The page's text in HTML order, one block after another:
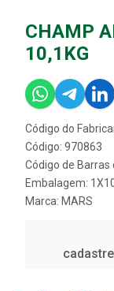
CHAMP
10,1KG
Código do
Código: 970863
Código de
Embalagem:
Marca: MARS